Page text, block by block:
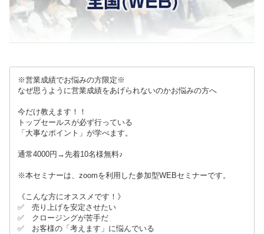
※営業成績でお悩みの方限定※
なぜ思うように営業成績をあげられないのかお悩みの方へ
今だけ教えます！！
トップセールスが必ず行っている
「大事なポイント」が学べます。
通常4000円→先着10名様無料♪
※本セミナーは、zoomを利用した参加型WEBセミナーです。
《こんな方にオススメです！》
✅ 売り上げを安定させたい
✅ クロージングが苦手だ
✅ お客様の「考えます」に悩んでいる